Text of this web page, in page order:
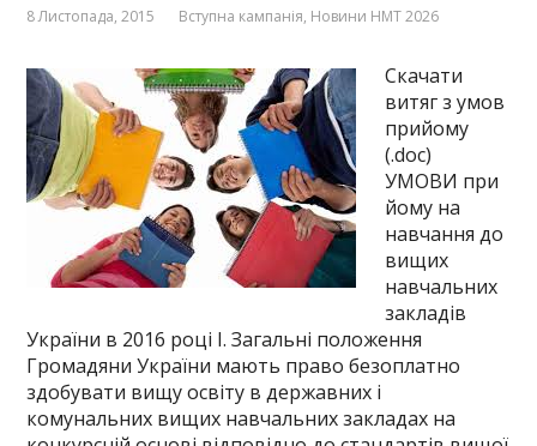
8 Листопада, 2015 Вступна кампанія, Новини НМТ 2026
Скачати
витяг з умов
прийому
(.doc)
УМОВИ при
йому на
навчання до
вищих
навчальних
закладів
України в 2016 році І. Загальні положення
Громадяни України мають право безоплатно
здобувати вищу освіту в державних і
комунальних вищих навчальних закладах на